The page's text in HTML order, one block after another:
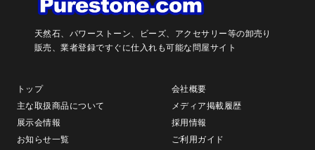
天然石、パワーストーン、ビーズ、アクセサリー等の卸売り
販売、業者登録ですぐに仕入れも可能な問屋サイト
トップ
会社概要
主な取扱商品について
メディア掲載履歴
展示会情報
採用情報
お知らせ一覧
ご利用ガイド